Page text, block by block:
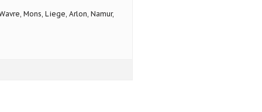
Mons, Liege, Arlon, Namur,